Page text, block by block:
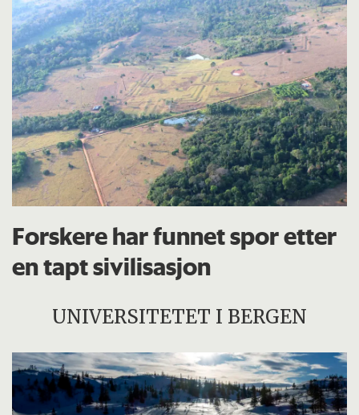
Forskere har funnet spor etter
en tapt sivilisasjon
UNIVERSITETET I BERGEN